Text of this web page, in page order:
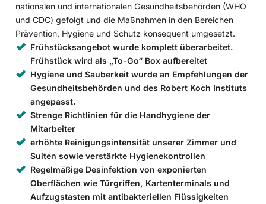
nationalen und internationalen Gesundheitsbehörden (WHO
und CDC) gefolgt und die Maßnahmen in den Bereichen
Prävention, Hygiene und Schutz konsequent umgesetzt.
Frühstücksangebot wurde komplett überarbeitet.
Frühstück wird als „To-Go“ Box aufbereitet
Hygiene und Sauberkeit wurde an Empfehlungen der
Gesundheitsbehörden und des Robert Koch Instituts
angepasst.
Strenge Richtlinien für die Handhygiene der
Mitarbeiter
erhöhte Reinigungsintensität unserer Zimmer und
Suiten sowie verstärkte Hygienekontrollen
Regelmäßige Desinfektion von exponierten
Oberflächen wie Türgriffen, Kartenterminals und
Aufzugstasten mit antibakteriellen Flüssigkeiten